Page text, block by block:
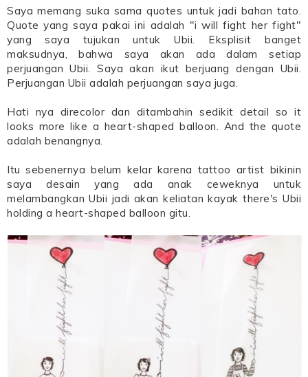
Saya memang suka sama quotes untuk jadi bahan tato.
Quote yang saya pakai ini adalah "i will fight her fight"
yang saya tujukan untuk Ubii. Eksplisit banget
maksudnya, bahwa saya akan ada dalam setiap
perjuangan Ubii. Saya akan ikut berjuang dengan Ubii.
Perjuangan Ubii adalah perjuangan saya juga.
Hati nya direcolor dan ditambahin sedikit detail so it
looks more like a heart-shaped balloon. And the quote
adalah benangnya.
Itu sebenernya belum kelar karena tattoo artist bikinin
saya desain yang ada anak ceweknya untuk
melambangkan Ubii jadi akan keliatan kayak there's Ubii
holding a heart-shaped balloon gitu.